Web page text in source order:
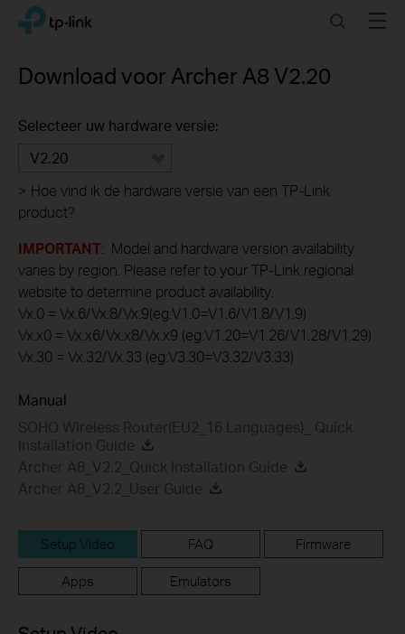
Click
navigation
TP-Link, Reliably Smart SearchMenu
Download voor Archer A8 V2.20
Selecteer uw hardware versie:
V2.20
> Hoe vind ik de hardware versie van een TP-Link
product?
IMPORTANT: Model and hardware version availability
varies by region. Please refer to your TP-Link regional
website to determine product availability.
Vx.0 = Vx.6/Vx.8/Vx.9(eg:V1.0=V1.6/V1.8/V1.9)
Vx.x0 = Vx.x6/Vx.x8/Vx.x9 (eg:V1.20=V1.26/V1.28/V1.29)
Vx.30 = Vx.32/Vx.33 (eg:V3.30=V3.32/V3.33)
Manual
SOHO Wireless Router(EU2_16 Languages)_ Quick
Installation Guide
Archer A8_V2.2_Quick Installation Guide
Archer A8_V2.2_User Guide
Setup Video FAQ Firmware
Apps Emulators